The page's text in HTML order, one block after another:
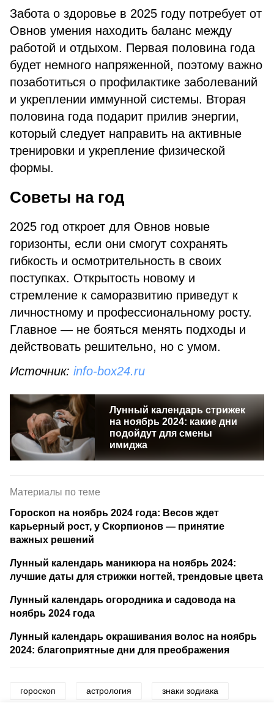
Забота о здоровье в 2025 году потребует от
Овнов умения находить баланс между
работой и отдыхом. Первая половина года
будет немного напряженной, поэтому важно
позаботиться о профилактике заболеваний
и укреплении иммунной системы. Вторая
половина года подарит прилив энергии,
который следует направить на активные
тренировки и укрепление физической
формы.
Советы на год
2025 год откроет для Овнов новые
горизонты, если они смогут сохранять
гибкость и осмотрительность в своих
поступках. Открытость новому и
стремление к саморазвитию приведут к
личностному и профессиональному росту.
Главное — не бояться менять подходы и
действовать решительно, но с умом.
Источник: info-box24.ru
Лунный календарь стрижек
на ноябрь 2024: какие дни
подойдут для смены
имиджа
Материалы по теме
Гороскоп на ноябрь 2024 года: Весов ждет
карьерный рост, у Скорпионов — принятие
важных решений
Лунный календарь маникюра на ноябрь 2024:
лучшие даты для стрижки ногтей, трендовые цвета
Лунный календарь огородника и садовода на
ноябрь 2024 года
Лунный календарь окрашивания волос на ноябрь
2024: благоприятные дни для преображения
гороскоп астрология знаки зодиака